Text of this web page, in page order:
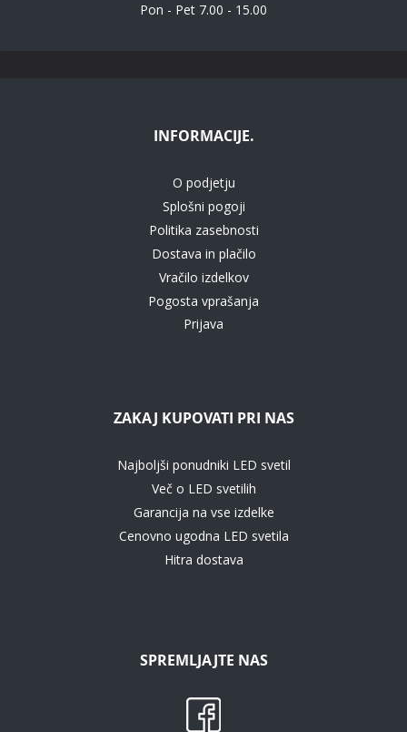
Pon - Pet 7.00 - 15.00
INFORMACIJE.
O podjetju
Splošni pogoji
Politika zasebnosti
Dostava in plačilo
Vračilo izdelkov
Pogosta vprašanja
Prijava
ZAKAJ KUPOVATI PRI NAS
Najboljši ponudniki LED svetil
Več o LED svetilih
Garancija na vse izdelke
Cenovno ugodna LED svetila
Hitra dostava
SPREMLJAJTE NAS